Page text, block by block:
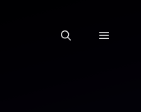
MENU